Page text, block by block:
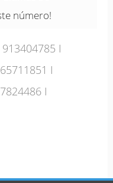
número!
913404785 I
I
I